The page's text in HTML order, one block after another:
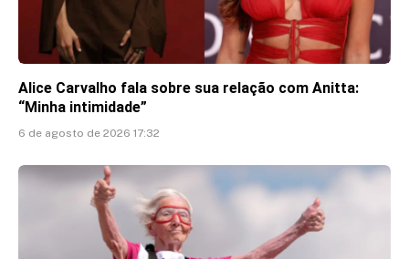
Alice Carvalho fala sobre sua relação com Anitta:
“Minha intimidade”
6 de agosto de 2026 17:32